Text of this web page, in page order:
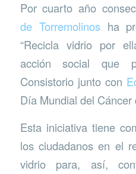
Por cuarto año
de Torremolinosha
“Recicla vidrio por
acción social que
Consistorio junto con
Día Mundial del Cáncer
Esta iniciativa tiene
los ciudadanos en el
vidrio para, así,